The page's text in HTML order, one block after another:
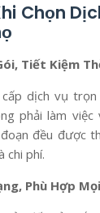
Chọn
Tiết Kiệm
cấp dịch vụ
phải làm
đều được
chi phí.
Phù Hợp